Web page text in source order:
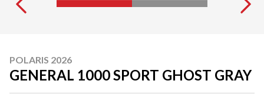
POLARIS 2026
GENERAL 1000 SPORT GHOST GRAY